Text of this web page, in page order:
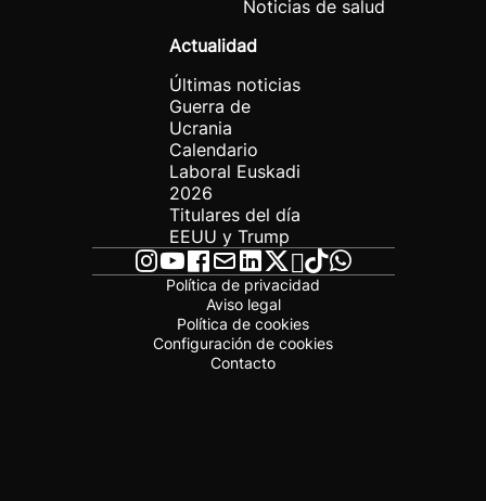
Noticias de salud
Actualidad
Últimas noticias
Guerra de
Ucrania
Calendario
Laboral Euskadi
2026
Titulares del día
EEUU y Trump
Política de privacidad
Aviso legal
Política de cookies
Configuración de cookies
Contacto